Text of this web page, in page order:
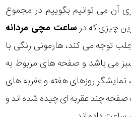
آن می توانیم بگوییم در مجموع
چیزی که در ساعت مچی مردانه
توجه می کند، هارمونی رنگی با
می باشد و صفحه های مربوط به
نمایشگر روزهای هفته و عقربه های
صفحه چند عقربه ای چیده شده اند و